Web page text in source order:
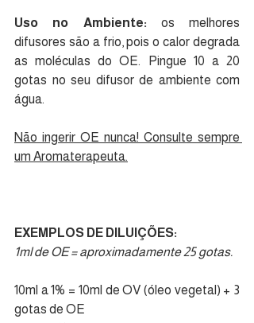
Uso no Ambiente: os melhores
difusores são a frio, pois o calor degrada
as moléculas do OE. Pingue 10 a 20
gotas no seu difusor de ambiente com
água.
Não ingerir OE nunca! Consulte sempre
um Aromaterapeuta.
EXEMPLOS DE DILUIÇÕES:
1ml de OE = aproximadamente 25 gotas.
10ml a 1% = 10ml de OV (óleo vegetal) + 3
gotas de OE